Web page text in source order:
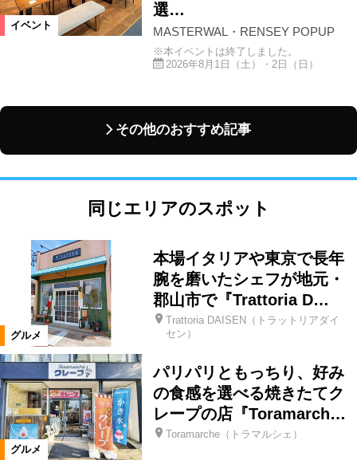
イベント
選…
MASTERWAL・RENSEY POPUP
※本イベントは終了しました。
2026年8月1日（土）・2日（日）
その他のおすすめ記事
同じエリアのスポット
グルメ
本場イタリアや東京で長年
腕を磨いたシェフが地元・
郡山市で『Trattoria D…
Trattoria DAISEN（トラットリアダイ
セン）
グルメ
パリパリともっちり、好み
の食感を選べる焼きたてク
レープの店『Toramarch…
Toramarche（トラマルシェ）